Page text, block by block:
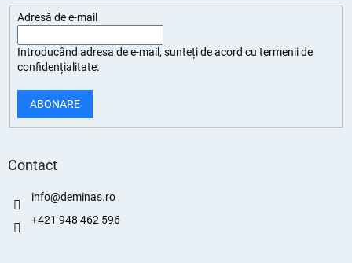
Adresă de e-mail
Introducând adresa de e-mail, sunteți deacord cu termenii de
confidențialitate.
ABONARE
Contact
info@deminas.ro
+421 948 462 596